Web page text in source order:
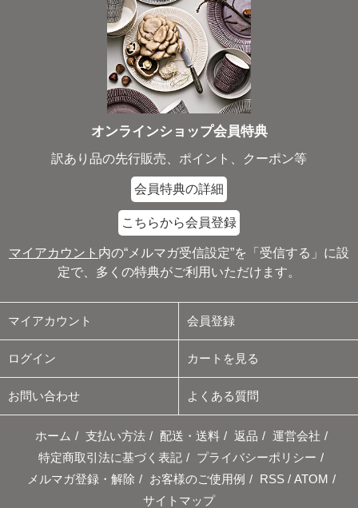
オンラインショップ会員特典
訳あり品の先行販売、ポイント、クーポン等
会員特典の詳細
こちらから会員登録
マイアカウント 内の“メルマガ受信設定”を「受信する」に設
定で、多くの特典がご利用いただけます。
マイアカウント 会員登録
ログイン カートを見る
お問い合わせ よくある質問
ホーム / 支払い方法 / 配送・送料 / 返品 / 運営会社 /
特定商取引法に基づく表記 / プライバシーポリシー /
メルマガ登録・解除 / お客様のご使用例 / RSS/ ATOM /
サイトマップ